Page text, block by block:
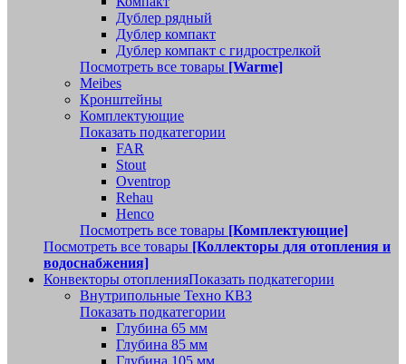
Дублер рядный
Дублер компакт
Дублер компакт с гидрострелкой
Посмотреть все товары [Warme]
Meibes
Кронштейны
Комплектующие
Показать подкатегории
FAR
Stout
Oventrop
Rehau
Henco
Посмотреть все товары [Комплектующие]
Посмотреть все товары [Коллекторы для отопления и
водоснабжения]
Конвекторы отопленияПоказать подкатегории
Внутрипольные Техно КВЗ
Показать подкатегории
Глубина 65 мм
Глубина 85 мм
Глубина 105 мм